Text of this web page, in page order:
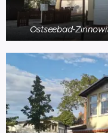
Ostseebad-